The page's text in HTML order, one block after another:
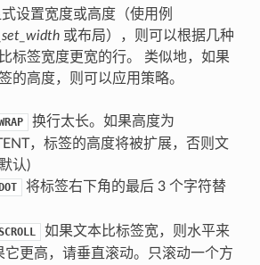
设置宽度或高度（使用例
或布局），则可以根据几种
标签宽度更宽的行。 类似地，如果
的高度，则可以应用策略。
换行太长。如果高度为
，标签的高度将被扩展，否则文
认)
将标签右下角的最后 3 个字符替
如果文本比标签宽，则水平来
它更高，请垂直滚动。只滚动一个方